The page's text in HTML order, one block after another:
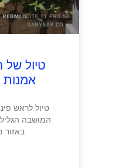
טיול של
אמנות
טיול לראש
המושבה
באזור